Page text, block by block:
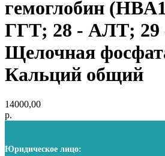
гемоглобин
ГГТ; 28 - АЛТ; 29
Щелочная
Кальций общий
14000,00
р.
Юридическое лицо: